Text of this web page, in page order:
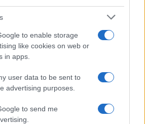
to enable storage
like cookies on web or
in apps.
user data to be sent to
advertising purposes.
to send me